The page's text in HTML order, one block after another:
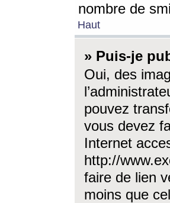
nombre de
Haut
» Puis-je
Oui, des
pouvez
vous devez
Internet
http://
faire de lien
moins que